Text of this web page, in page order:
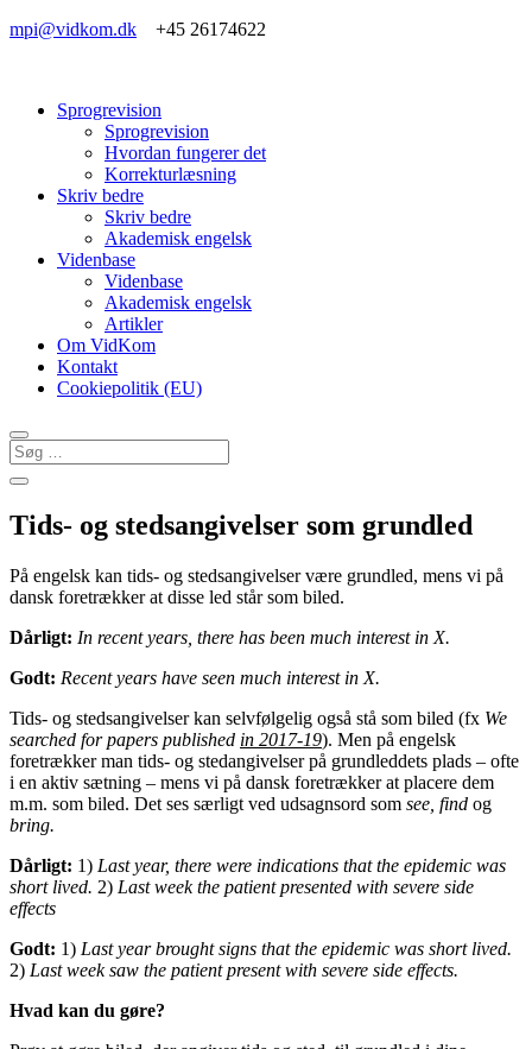
mpi@vidkom.dk +45 26174622
Sprogrevision
Sprogrevision
Hvordan fungerer det
Korrekturlæsning
Skriv bedre
Skriv bedre
Akademisk engelsk
Videnbase
Videnbase
Akademisk engelsk
Artikler
Om VidKom
Kontakt
Cookiepolitik (EU)
Tids- og stedsangivelser som grundled
På engelsk kan tids- og stedsangivelser være grundled, mens vi på
dansk foretrækker at disse led står som biled.
Dårligt: In recent years, there has been much interest in X.
Godt: Recent years have seen much interest in X.
Tids- og stedsangivelser kan selvfølgelig også stå som biled (fx We
searched for papers published in 2017-19). Men på engelsk
foretrækker man tids- og stedangivelser på grundleddets plads – ofte
i en aktiv sætning – mens vi på dansk foretrækker at placere dem
m.m. som biled. Det ses særligt ved udsagnsord som see, find og
bring.
Dårligt: 1) Last year, there were indications that the epidemic was
short lived. 2) Last week the patient presented with severe side
effects
Godt: 1) Last year brought signs that the epidemic was short lived.
2) Last week saw the patient present with severe side effects.
Hvad kan du gøre?